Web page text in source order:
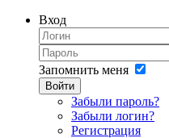
Вход
Запомнить меня
Войти
Забыли пароль?
Забыли логин?
Регистрация